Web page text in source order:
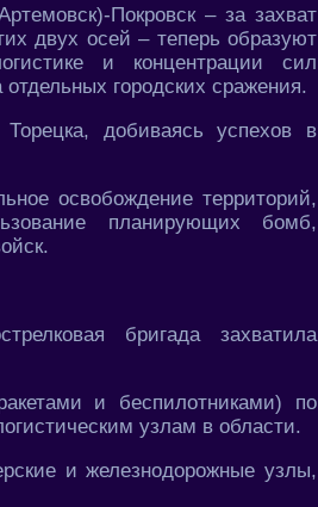
Покровск – за захват
двух осей – теперь образуют
и концентрации сил
городских сражения.
добиваясь успехов в
освобождение территорий,
планирующих бомб,
бригада захватила
и беспилотниками) по
узлам в области.
и железнодорожные узлы,